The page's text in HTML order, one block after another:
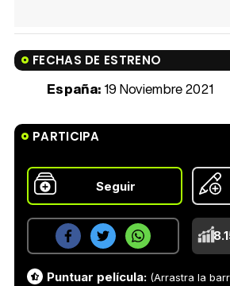
FECHAS DE ESTRENO
España: 19 Noviembre 2021
PARTICIPA
Seguir
Puntuar película: (Arrastra la